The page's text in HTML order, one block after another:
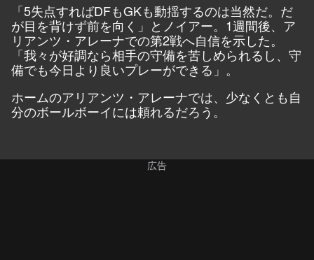
「5失点すればDFもGKも動揺するのは当然だ。だ
が目を背けず前を向く」とノイアー。1週間後、ア
リアンツ・アレーナでの第2戦へ自信を示した。
「我々が好調なら相手の守備を苦しめられるし、守
備でも今日より良いプレーができる」。
ホームのアリアンツ・アレーナでは、少なくとも自
分のボールボーイには頼れるだろう。